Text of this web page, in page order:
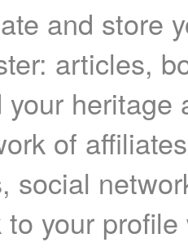
and store
articles,
your heritage
of
social
to your